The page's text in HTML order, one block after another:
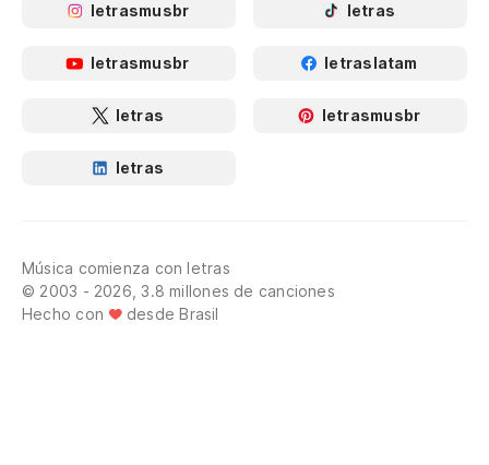
letrasmusbr letras
letrasmusbr letraslatam
letras letrasmusbr
letras
Música comienza con letras
© 2003 - 2026, 3.8 millones de canciones
Hecho con
desde Brasil